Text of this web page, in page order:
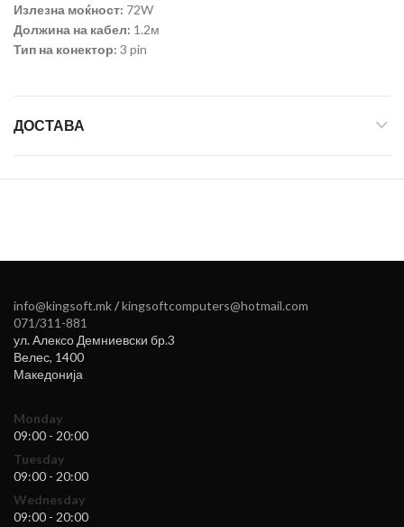
Излезна моќност: 72W
Должина на кабел: 1.2м
Тип на конектор: 3 pin
ДОСТАВА
info@kingsoft.mk/kingsoftcomputers@hotmail.com
071/311-881
ул. Алексо Демниевски бр.3
Велес, 1400
Македонија
Monday
09:00 - 20:00
Tuesday
09:00 - 20:00
Wednesday
09:00 - 20:00